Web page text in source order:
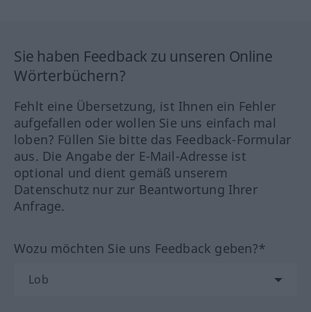
Sie haben Feedback zu unseren Online
Wörterbüchern?
Fehlt eine Übersetzung, ist Ihnen ein Fehler
aufgefallen oder wollen Sie uns einfach mal
loben? Füllen Sie bitte das Feedback-Formular
aus. Die Angabe der E-Mail-Adresse ist
optional und dient gemäß unserem
Datenschutz nur zur Beantwortung Ihrer
Anfrage.
Wozu möchten Sie uns Feedback geben?*